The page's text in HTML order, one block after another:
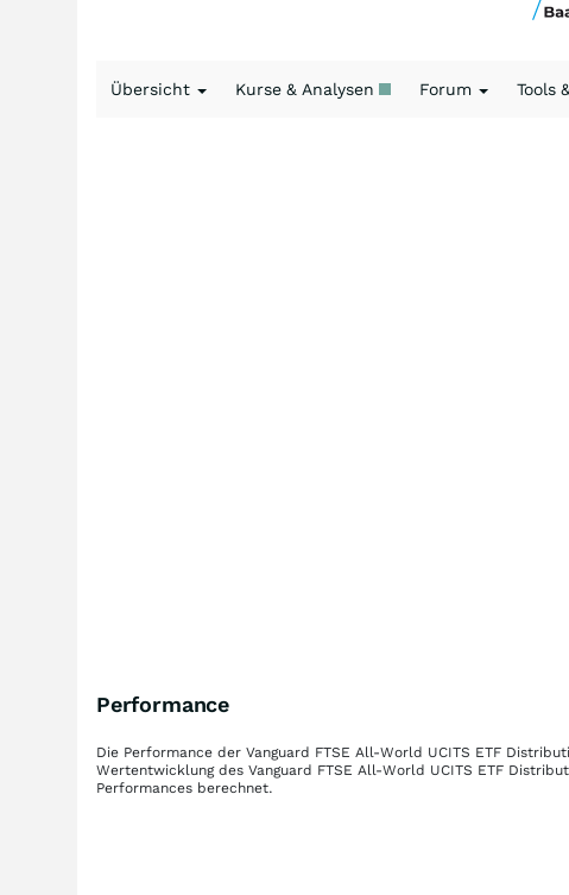
Übersicht Kurse & Analysen Forum Tools
Performance
Die Performance der Vanguard FTSE All-World UCITS ETF
Wertentwicklung des Vanguard FTSE All-World UCITS ETF
Performances berechnet.